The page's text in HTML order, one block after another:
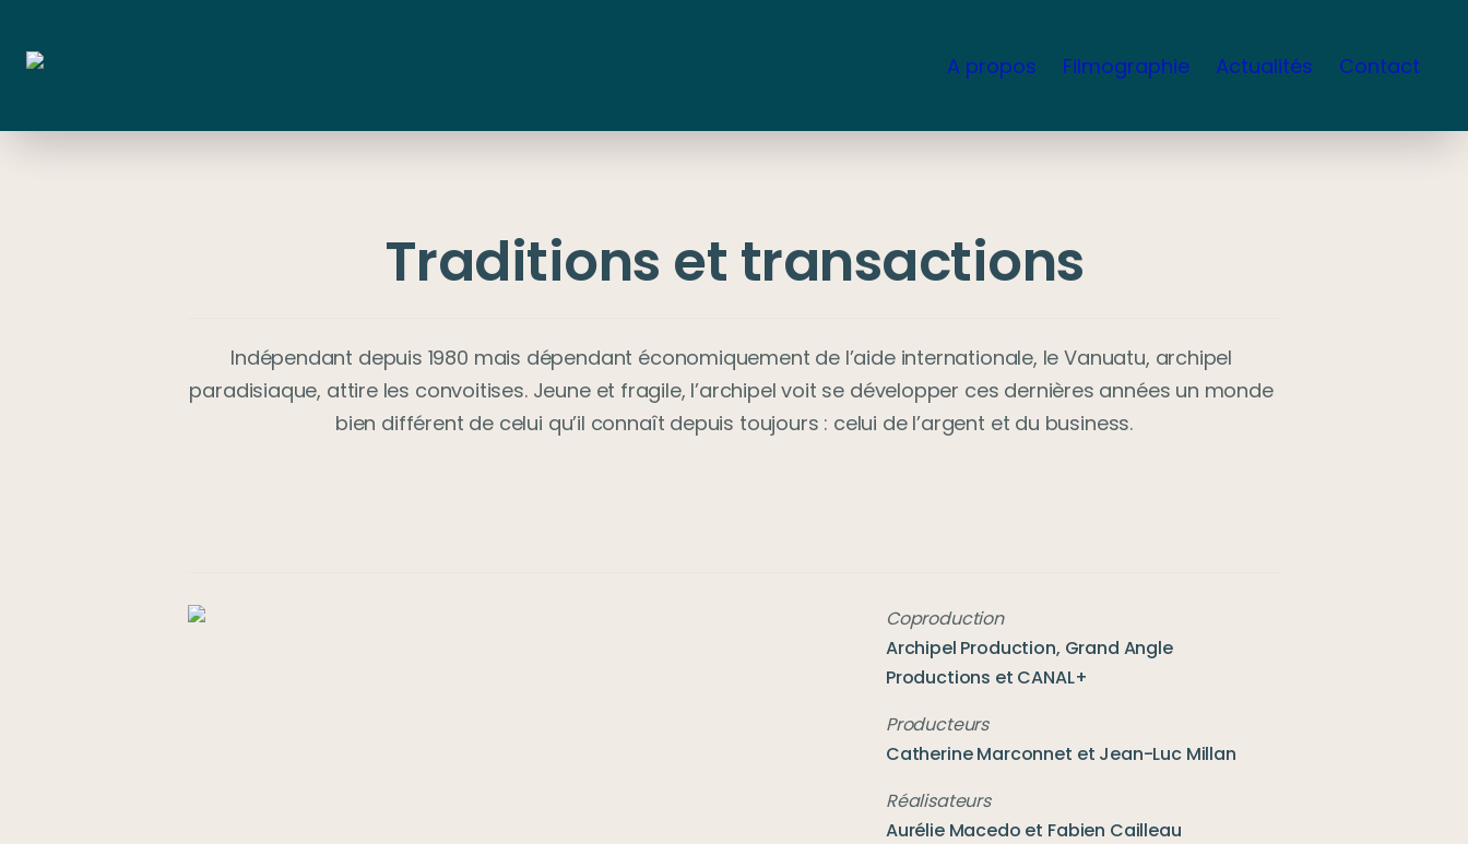
A propos Filmographie Actualités Contact
Traditions et transactions
Indépendant depuis 1980 mais dépendant économiquement de l’aide internationale, le Vanuatu, archipel
paradisiaque, attire les convoitises. Jeune et fragile, l’archipel voit se développer ces dernières années un monde
bien différent de celui qu’il connaît depuis toujours : celui de l’argent et du business.
Coproduction
Archipel Production, Grand Angle
Productions et CANAL+
Producteurs
Catherine Marconnet et Jean-Luc Millan
Réalisateurs
Aurélie Macedo et Fabien Cailleau